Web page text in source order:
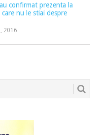
confirmat prezenta la
nu le stiai despre
2016